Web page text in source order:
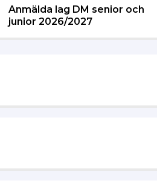
Anmälda lag DM senior och
junior 2026/2027